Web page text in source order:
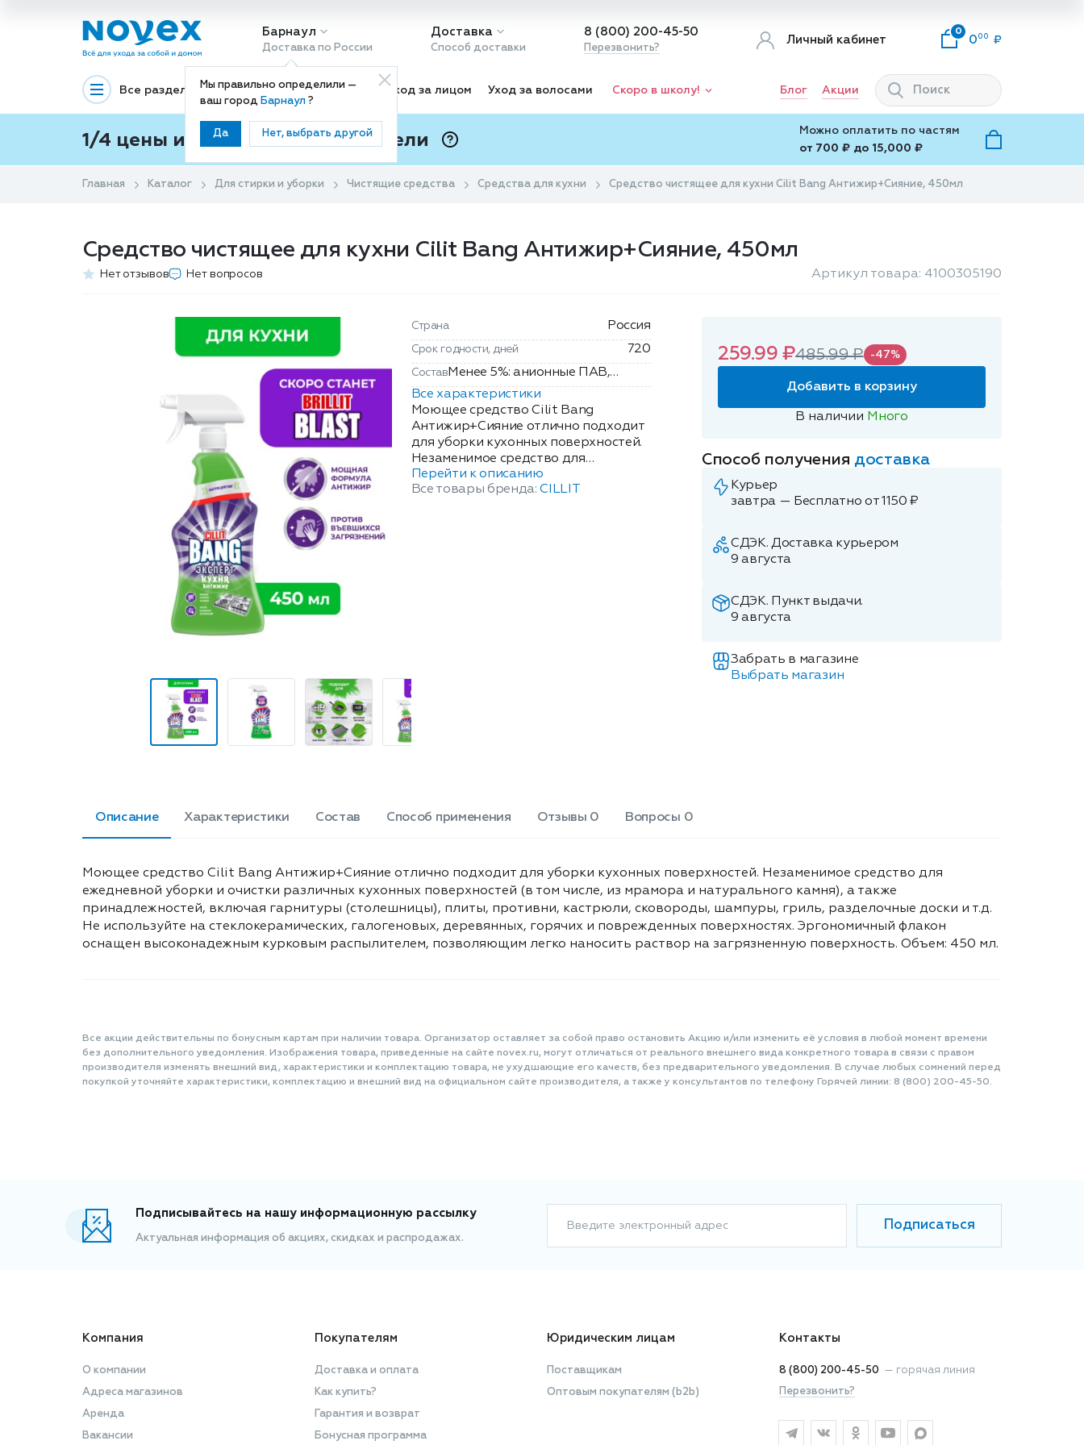
Барнаул
Доставка по России
Мы правильно определили —
ваш город Барнаул?
Да Нет, выбрать другой
Доставка
Способ доставки
8 (800) 200-45-50
Перезвонить?
Личный кабинет
0
0 00
Все разделы Декоративная косметика Уход за лицом Уход за волосами Скоро в школу! Блог Акции
1/4 цены и покупки ваши с Подели
Можно оплатить по частям
от 700 ₽ до 15,000 ₽
Главная Каталог Для стирки и уборки Чистящие средства Средства для кухни Средство чистящее для кухни Cilit Bang Антижир+Сияние, 450мл
Средство чистящее для кухни Cilit Bang Антижир+Сияние, 450мл
Нет отзывов Нет вопросов Артикул товара: 4100305190
Страна Россия
Срок годности, дней 720
Состав Менее 5%: анионные ПАВ,
ароматизирующие добавки (в
т.ч. линалоол).
Все характеристики
Моющее средство Cilit Bang
Антижир+Сияние отлично подходит
для уборки кухонных поверхностей.
Незаменимое средство для
ежедневной уборки и очистки
различных кухонных поверхностей
высоконадежным курковым
распылителем, позволяющим легко
наносить раствор на загрязненную
поверхность. Объем: 450 мл.
Перейти к описанию
Все товары бренда:CILLIT
259.99 ₽485.99 ₽ -47%
Добавить в корзину
В наличии Много
Способ получения доставка
Курьер
завтра — Бесплатно от 1150 ₽
СДЭК. Доставка курьером
9 августа
СДЭК. Пункт выдачи.
9 августа
Забрать в магазине
Выбрать магазин
Описание Характеристики Состав Способ применения Отзывы 0 Вопросы 0
Моющее средство Cilit Bang Антижир+Сияние отлично подходит для уборки кухонных поверхностей. Незаменимое средство для
ежедневной уборки и очистки различных кухонных поверхностей (в том числе, из мрамора и натурального камня), а также
принадлежностей, включая гарнитуры (столешницы), плиты, противни, кастрюли, сковороды, шампуры, гриль, разделочные доски и т.д.
Не используйте на стеклокерамических, галогеновых, деревянных, горячих и поврежденных поверхностях. Эргономичный флакон
оснащен высоконадежным курковым распылителем, позволяющим легко наносить раствор на загрязненную поверхность. Объем: 450 мл.
Все акции действительны по бонусным картам при наличии товара. Организатор оставляет за собой право остановить Акцию и/или изменить её условия в любой момент времени
без дополнительного уведомления. Изображения товара, приведенные на сайте novex.ru, могут отличаться от реального внешнего вида конкретного товара в связи с правом
производителя изменять внешний вид, характеристики и комплектацию товара, не ухудшающие его качеств, без предварительного уведомления. В случае любых сомнений перед
покупкой уточняйте характеристики, комплектацию и внешний вид на официальном сайте производителя, а также у консультантов по телефону Горячей линии: 8 (800) 200-45-50.
Подписывайтесь на нашу информационную рассылку
Актуальная информация об акциях, скидках и распродажах.
Введите электронный адрес Подписаться
Компания
О компании
Адреса магазинов
Аренда
Вакансии
Покупателям
Доставка и оплата
Как купить?
Гарантия и возврат
Бонусная программа
Юридическим лицам
Поставщикам
Оптовым покупателям (b2b)
Контакты
8 (800) 200-45-50 — горячая линия
Перезвонить?